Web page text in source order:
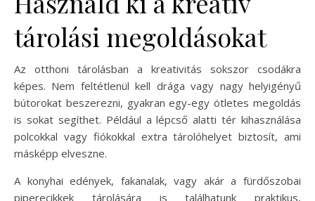
tárolási megoldásokat
Az otthoni tárolásban a kreativitás sokszor csodákra
képes. Nem feltétlenül kell drága vagy nagy helyigényű
bútorokat beszerezni, gyakran egy-egy ötletes megoldás
is sokat segíthet. Például a lépcső alatti tér kihasználása
polcokkal vagy fiókokkal extra tárolóhelyet biztosít, ami
másképp elveszne.
A konyhai edények, fakanalak, vagy akár a fürdőszobai
piperecikkek tárolására is találhatunk praktikus,